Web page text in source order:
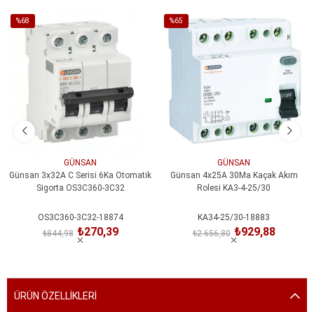
%68
İndirim
%68İndirim
GÜNSAN
Günsan 3x32A C Serisi 6Ka Otomatik
Sigorta OS3C360-3C32
OS3C360-3C32-18874
₺270,39
₺844,98
%65
%65İndirim
GÜNSAN
Günsan 4x25A 30Ma Kaçak Akım
Rolesi KA3-4-25/30
KA34-25/30-18883
₺929,88
₺2.656,80
ÜRÜN ÖZELLIKLERI